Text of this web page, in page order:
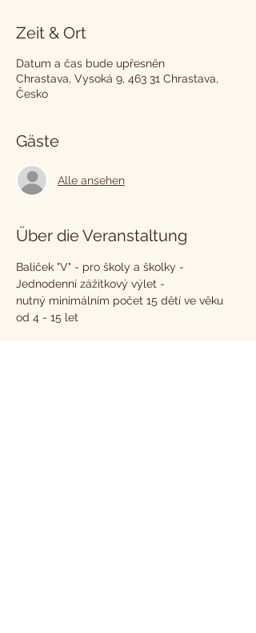
Zeit & Ort
Datum a čas bude upřesněn
Chrastava, Vysoká 9, 463 31 Chrastava,
Česko
Gäste
Alle ansehen
Über die Veranstaltung
Balíček "V" - pro školy a školky -
Jednodenní zážitkový výlet -
nutný minimálním počet 15 dětí ve věku
od 4 - 15 let